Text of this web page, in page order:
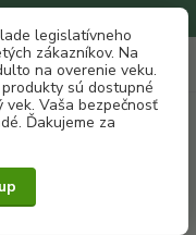
legislatívneho
zákazníkov. Na
na overenie veku.
sú dostupné
Vaša bezpečnosť
Ďakujeme za
za€ 0